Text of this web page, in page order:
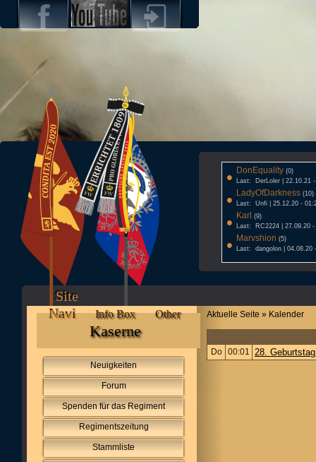
• DonEquality (0)
Last: DerLoler | 22.10.21
• LadyOfDarkness (10)
Last: Unfi | 25.12.20 -
• Karl (9)
Last: RC2224 | 27.09.20 -
• Marvshion (5)
Last: dangolon | 04.08.20
Site
Navi
Info Box Other
Kaserne
Neuigkeiten
Forum
Spenden für das Regiment
Regimentszeitung
Stammliste
Aktuelle Seite » Kalender
Do 00:01 28.